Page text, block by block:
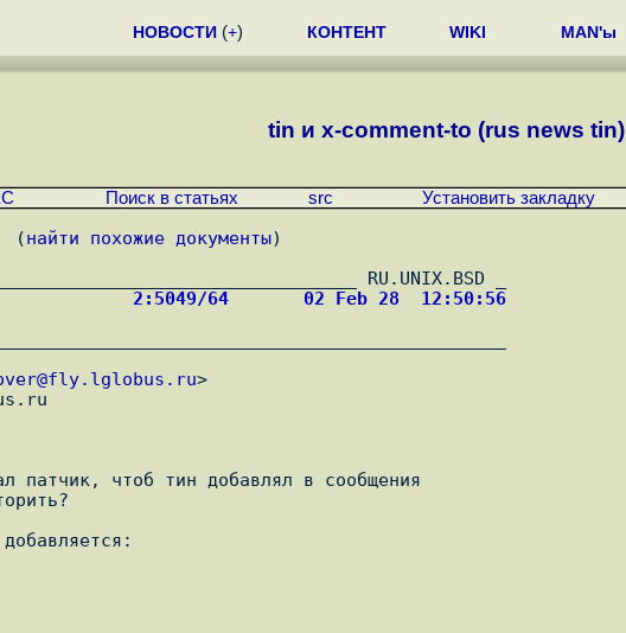
НОВОСТИ (+) КОНТЕНТ WIKI MAN'ы
tin и x-comment-to (rus news tin)
Поиск в статьях src Установить закладку
(найти похожие документы)
2:5049/64       02 Feb 28  12:50:56
>
чтоб тин добавлял в сообщения